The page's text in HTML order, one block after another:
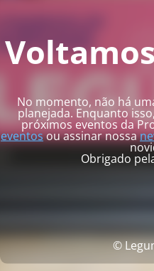
No momento, não há
planejada. Enquanto
próximos eventos da
eventosou assinar nossa
Obrigado
©